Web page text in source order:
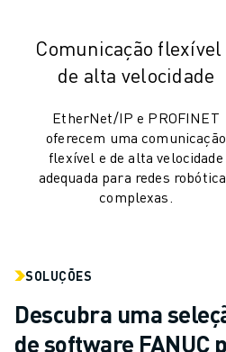
CUSTO TOTAL DE PROPRIEDADE DA
MÁQUINAS EDM DE CORTE A FIO
HARDWARE ROBOCUT
SOFTWARE ROBOCUT
MANUTENÇÃO PREVENTIVA ROBOCUT
SUSTENTABILIDADE ROBOCUT
REGISTO DE PRODUTOS » PORTAL
ESTUDOS DE CASO
SOLUÇÕES
Comunicação flexível
de alta velocidade
EtherNet/IP e PROFINET
oferecem uma comunicação
flexível e de alta velocidade
adequada para redes
complexas.
SOLUÇÕES
Descubra uma
de software FANUC